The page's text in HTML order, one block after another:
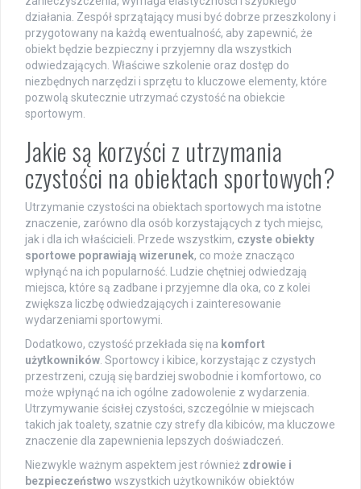
działania. Zespół sprzątający musi być dobrze przeszkolony i
przygotowany na każdą ewentualność, aby zapewnić, że
obiekt będzie bezpieczny i przyjemny dla wszystkich
odwiedzających. Właściwe szkolenie oraz dostęp do
niezbędnych narzędzi i sprzętu to kluczowe elementy, które
pozwolą skutecznie utrzymać czystość na obiekcie
sportowym.
Jakie są korzyści z utrzymania
czystości na obiektach sportowych?
Utrzymanie czystości na obiektach sportowych ma istotne
znaczenie, zarówno dla osób korzystających z tych miejsc,
jak i dla ich właścicieli. Przede wszystkim, czyste obiekty
sportowe poprawiają wizerunek, co może znacząco
wpłynąć na ich popularność. Ludzie chętniej odwiedzają
miejsca, które są zadbane i przyjemne dla oka, co z kolei
zwiększa liczbę odwiedzających i zainteresowanie
wydarzeniami sportowymi.
Dodatkowo, czystość przekłada się na komfort
użytkowników . Sportowcy i kibice, korzystając z czystych
przestrzeni, czują się bardziej swobodnie i komfortowo, co
może wpłynąć na ich ogólne zadowolenie z wydarzenia.
Utrzymywanie ścisłej czystości, szczególnie w miejscach
takich jak toalety, szatnie czy strefy dla kibiców, ma kluczowe
znaczenie dla zapewnienia lepszych doświadczeń.
Niezwykle ważnym aspektem jest również zdrowie i
bezpieczeństwo wszystkich użytkowników obiektów